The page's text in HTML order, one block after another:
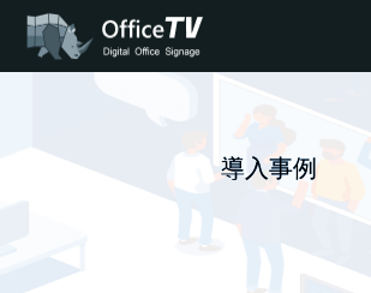
導入事例